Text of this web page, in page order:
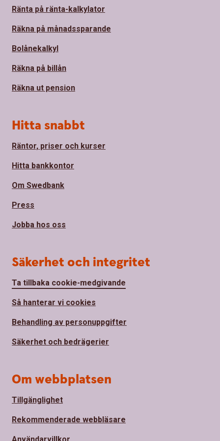
Ränta på ränta-kalkylator
Räkna på månadssparande
Bolånekalkyl
Räkna på billån
Räkna ut pension
Hitta snabbt
Räntor, priser och kurser
Hitta bankkontor
Om Swedbank
Press
Jobba hos oss
Säkerhet och integritet
Ta tillbaka cookie-medgivande
Så hanterar vi cookies
Behandling av personuppgifter
Säkerhet och bedrägerier
Om webbplatsen
Tillgänglighet
Rekommenderade webbläsare